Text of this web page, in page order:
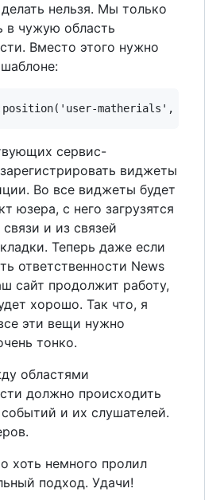
нельзя. Мы только
в чужую область
Вместо этого нужно
matherials',
сервис-
виджеты
Во все виджеты будет
юзера, с него загрузятся
и из связей
Теперь даже если
ответственности News
сайт продолжит работу,
хорошо. Так что, я
эти вещи нужно
тонко.
областями
должно происходить
и их слушателей.
хоть немного пролил
подход. Удачи!